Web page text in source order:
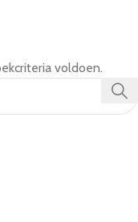
voldoen.